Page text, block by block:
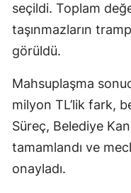
seçildi. Toplam
taşınmazların
görüldü.
Mahsuplaşma
milyon TL’lik fark,
Süreç, Belediye
tamamlandı ve
onayladı.